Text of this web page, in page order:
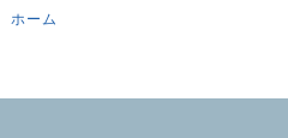
ホーム